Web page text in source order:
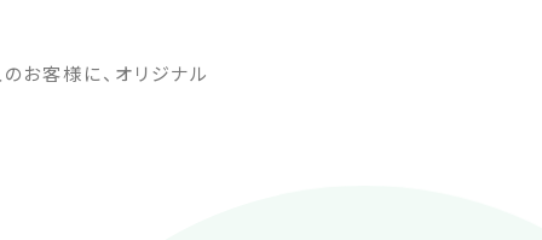
お客様に、オリジナル